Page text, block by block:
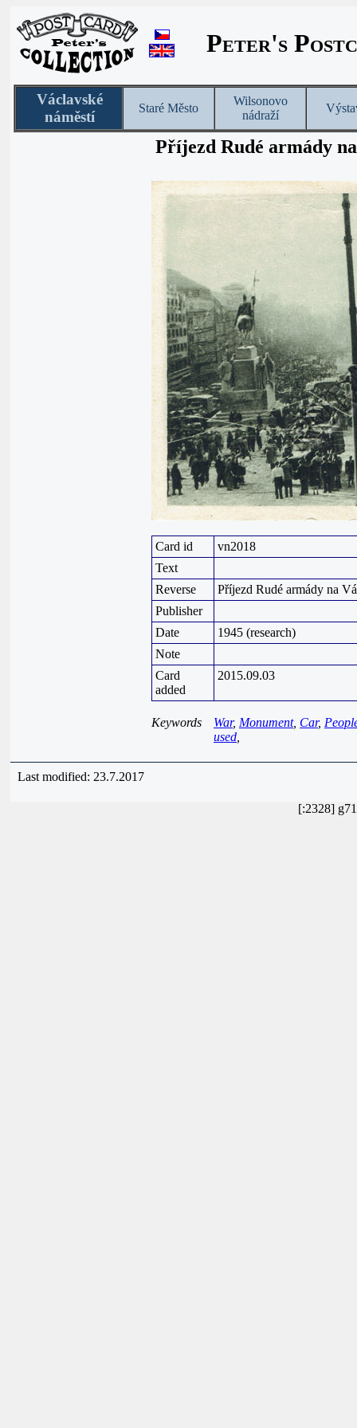
Peter's
Václavské
náměstí
Staré Město
Wilsonovo
nádraží
Příjezd Rudé armády
Card id
vn2018
Text
Reverse
Příjezd Rudé armády na
Publisher
Date
1945 (research)
Note
Card
added
2015.09.03
Keywords War, Monument, Car,
used
Last modified: 23.7.2017
[:2328]